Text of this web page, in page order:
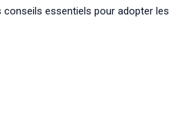
essentiels pour adopter les